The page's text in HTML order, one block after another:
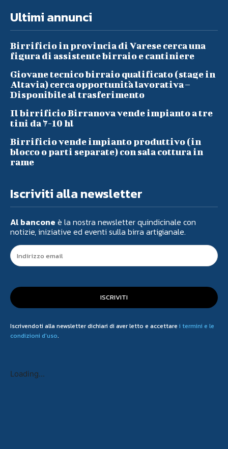
Ultimi annunci
Birrificio in provincia di Varese cerca una
figura di assistente birraio e cantiniere
Giovane tecnico birraio qualificato (stage in
Altavia) cerca opportunità lavorativa –
Disponibile al trasferimento
Il birrificio Birranova vende impianto a tre
tini da 7-10 hl
Birrificio vende impianto produttivo (in
blocco o parti separate) con sala cottura in
rame
Iscriviti alla newsletter
Al bancone è la nostra newsletter quindicinale con
notizie, iniziative ed eventi sulla birra artigianale.
ISCRIVITI
Iscrivendoti alla newsletter dichiari di aver letto e accettare i termini e le
condizioni d'uso.
Loading...